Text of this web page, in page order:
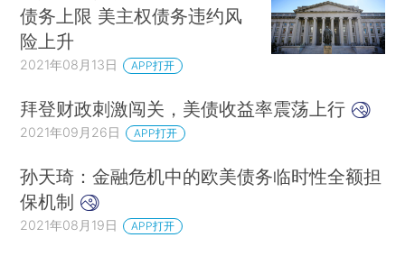
债务上限 美主权债务违约风
险上升
2021年08月13日 APP打开
拜登财政刺激闯关，美债收益率震荡上行
2021年09月26日 APP打开
孙天琦：金融危机中的欧美债务临时性全额担
保机制
2021年08月19日 APP打开